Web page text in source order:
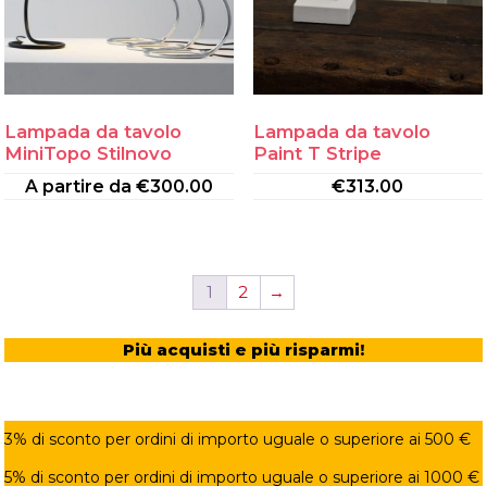
Lampada da tavolo
MiniTopo Stilnovo
A partire da€300.00
Lampada da tavolo
Paint T Stripe
€313.00
1 2 →
Più acquisti e più risparmi!
3% di sconto per ordini di importo uguale o superiore ai 500 €
5% di sconto per ordini di importo uguale o superiore ai 1000 €